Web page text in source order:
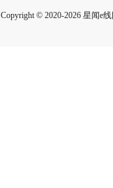
Copyright © 2020-2026 星闻e